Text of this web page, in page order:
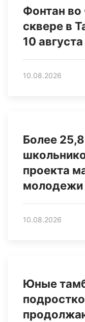
Фонтан
сквере в
10 августа
10.08.2026
Более
проекта
молодежи
10.08.2026
Юные